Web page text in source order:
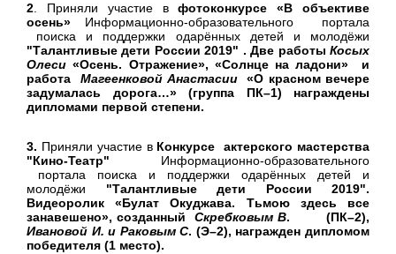
2 . Приняли участие вфотоконкурсе «В объективе
осень»
Информационно-образовательного портала
поиска и поддержки одарённых детей и молодёжи
"Талантливые дети России 2019" . Две работы Косых
Олеси «Осень. Отражение», «Солнце на ладони» и
работа Магеенковой Анастасии«О красном вечере
задумалась дорога…» (группа ПК–1) награждены
дипломами первой степени.
3. Приняли участие в Конкурсе актерского мастерства
"Кино-Театр"
Информационно-образовательного
портала поиска и поддержки одарённых детей и
молодёжи
"Талантливые дети России 2019".
Видеоролик «Булат Окуджава. Тьмою здесь все
занавешено», созданныйСкребковым В. (ПК–2),
Ивановой И. и Раковым С. (Э–2), награжден дипломом
победителя (1 место).